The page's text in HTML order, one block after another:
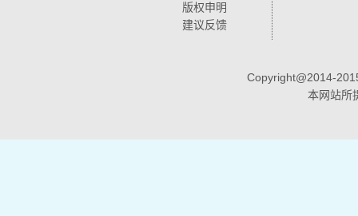
版权申明
建议反馈
Copyright@2014-
本网站所